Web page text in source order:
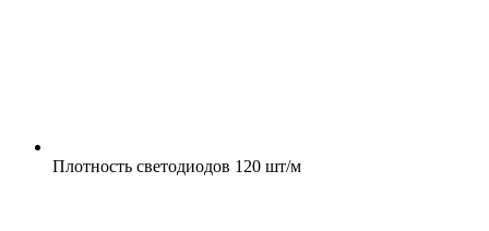
Плотность светодиодов 120 шт/м